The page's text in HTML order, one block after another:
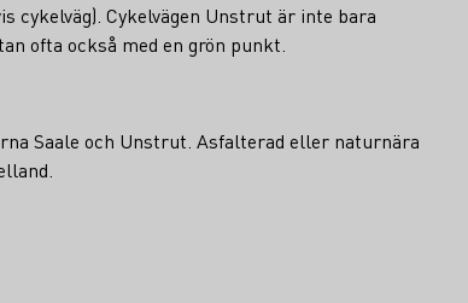
cykelväg). Cykelvägen Unstrut är inte bara
ofta också med en grön punkt.
Saale och Unstrut. Asfalterad eller naturnära